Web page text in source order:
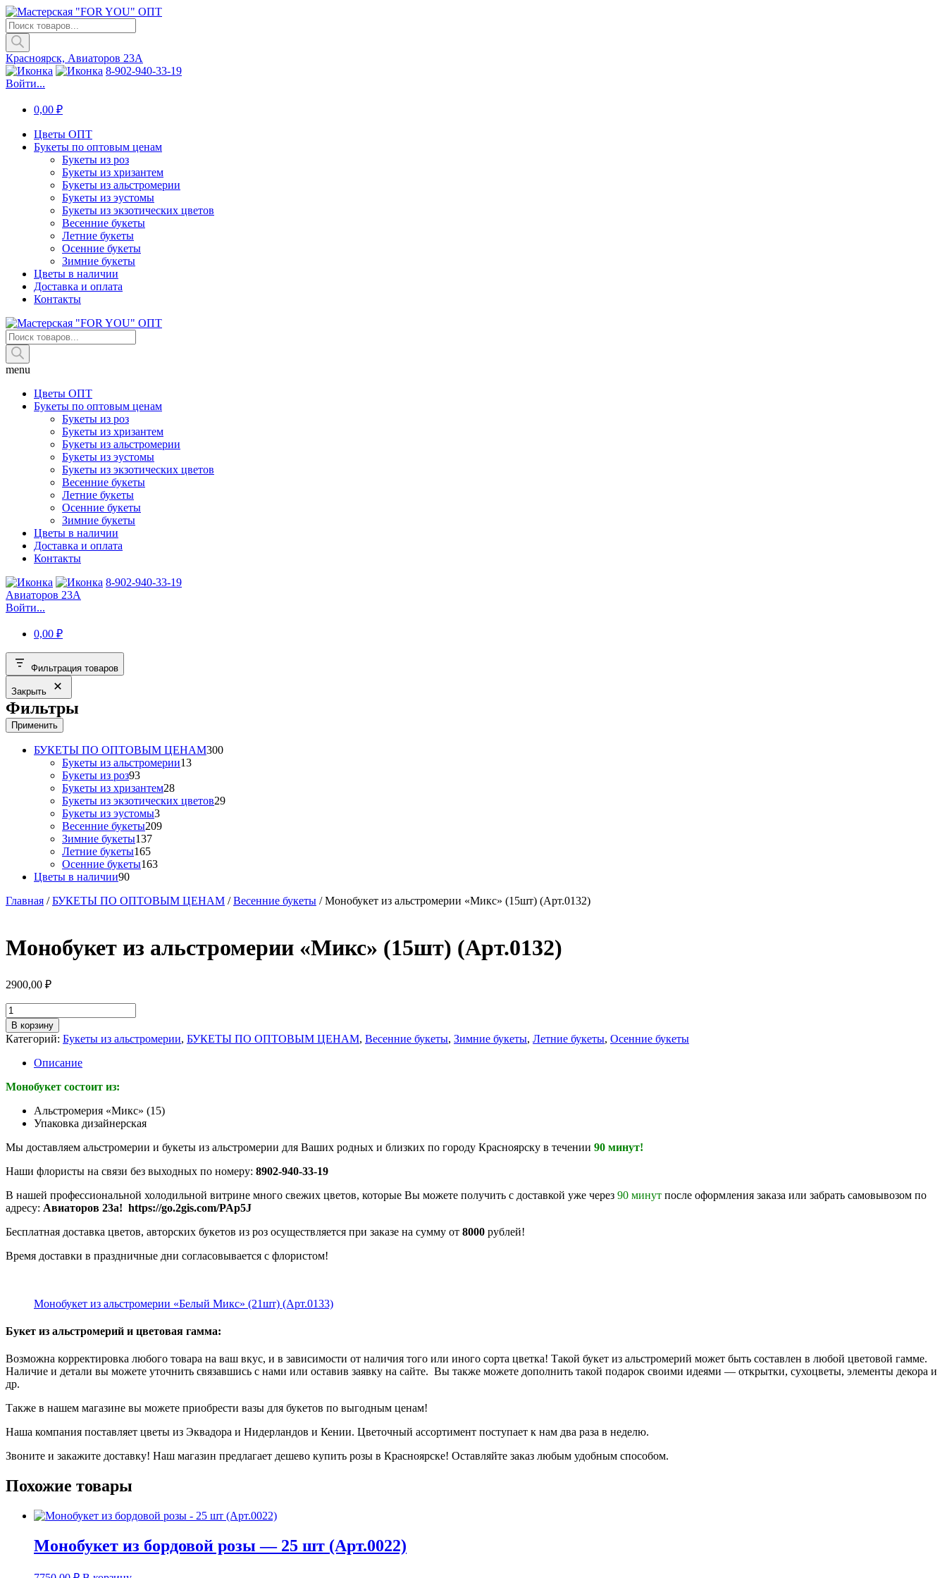
Поиск
товаров
Красноярск, Авиаторов 23А
8-902-940-33-19
Войти...
0,00 ₽
Цветы ОПТ
Букеты по оптовым ценам
Букеты из роз
Букеты из хризантем
Букеты из альстромерии
Букеты из эустомы
Букеты из экзотических цветов
Весенние букеты
Летние букеты
Осенние букеты
Зимние букеты
Цветы в наличии
Доставка и оплата
Контакты
Поиск
товаров
menu
Цветы ОПТ
Букеты по оптовым ценам
Букеты из роз
Букеты из хризантем
Букеты из альстромерии
Букеты из эустомы
Букеты из экзотических цветов
Весенние букеты
Летние букеты
Осенние букеты
Зимние букеты
Цветы в наличии
Доставка и оплата
Контакты
8-902-940-33-19
Авиаторов 23А
Войти...
0,00 ₽
Фильтрация товаров
Закрыть
Фильтры
Применить
БУКЕТЫ ПО ОПТОВЫМ ЦЕНАМ300300
Букеты из альстромерии1313
Букеты из роз9393
товара
Букеты из хризантем2828
товаров
Букеты из экзотических цветов2929
Букеты из эустомы33
товара
Весенние букеты209209
Зимние букеты137137
Летние букеты165165
товаров
Осенние букеты163163
Цветы в наличии9090
Главная /БУКЕТЫ ПО ОПТОВЫМ ЦЕНАМ /Весенние букеты / Монобукет из альстромерии «Микс» (15шт) (Арт.0132)
Монобукет из альстромерии «Микс» (15шт) (Арт.0132)
2900,00 ₽
Количество
товара
Монобукет
из
альстромерии
"Микс"
(15шт)
В корзину
Категорий: Букеты из альстромерии, БУКЕТЫ ПО ОПТОВЫМ ЦЕНАМ, Весенние букеты, Зимние букеты, Летние букеты, Осенние букеты
Описание
Монобукет состоит из:
Альстромерия «Микс» (15)
Упаковка дизайнерская
Мы доставляем альстромерии и букеты из альстромерии для Ваших родных и близких по городу Красноярску в течении 90 минут!
Наши флористы на связи без выходных по номеру: 8902-940-33-19
В нашей профессиональной холодильной витрине много свежих цветов, которые Вы можете получить с доставкой уже через 90 минут после оформления заказа или забрать самовывозом по
адресу: Авиаторов 23а! https://go.2gis.com/PAp5J
Бесплатная доставка цветов, авторских букетов из роз осуществляется при заказе на сумму от 8000 рублей!
Время доставки в праздничные дни согласовывается с флористом!
Монобукет из альстромерии «Белый Микс» (21шт) (Арт.0133)
Букет из альстромерий и цветовая гамма:
Возможна корректировка любого товара на ваш вкус, и в зависимости от наличия того или иного сорта цветка! Такой букет из альстромерий может быть составлен в любой цветовой гамме.
Наличие и детали вы можете уточнить связавшись с нами или оставив заявку на сайте. Вы также можете дополнить такой подарок своими идеями — открытки, сухоцветы, элементы декора и
др.
Также в нашем магазине вы можете приобрести вазы для букетов по выгодным ценам!
Наша компания поставляет цветы из Эквадора и Нидерландов и Кении. Цветочный ассортимент поступает к нам два раза в неделю.
Звоните и закажите доставку! Наш магазин предлагает дешево купить розы в Красноярске! Оставляйте заказ любым удобным способом.
Похожие товары
Монобукет из бордовой розы — 25 шт (Арт.0022)